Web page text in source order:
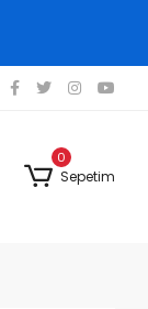
0
Sepetim